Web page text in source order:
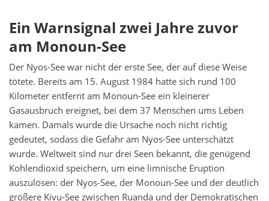
Ein Warnsignal zwei Jahre zuvor
am Monoun-See
Der Nyos-See war nicht der erste See, der auf diese Weise
tötete. Bereits am 15. August 1984 hatte sich rund 100
Kilometer entfernt am Monoun-See ein kleinerer
Gasausbruch ereignet, bei dem 37 Menschen ums Leben
kamen. Damals wurde die Ursache noch nicht richtig
gedeutet, sodass die Gefahr am Nyos-See unterschätzt
wurde. Weltweit sind nur drei Seen bekannt, die genügend
Kohlendioxid speichern, um eine limnische Eruption
auszulösen: der Nyos-See, der Monoun-See und der deutlich
größere Kivu-See zwischen Ruanda und der Demokratischen